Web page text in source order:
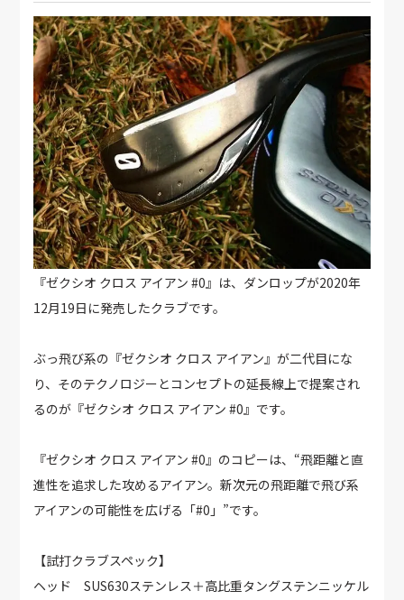
『ゼクシオ クロス アイアン #0』は、ダンロップが2020年
12月19日に発売したクラブです。
ぶっ飛び系の『ゼクシオ クロス アイアン』が二代目にな
り、そのテクノロジーとコンセプトの延長線上で提案され
るのが『ゼクシオ クロス アイアン #0』です。
『ゼクシオ クロス アイアン #0』のコピーは、“飛距離と直
進性を追求した攻めるアイアン。新次元の飛距離で飛び系
アイアンの可能性を広げる「#0」”です。
【試打クラブスペック】
ヘッド SUS630ステンレス＋高比重タングステンニッケル